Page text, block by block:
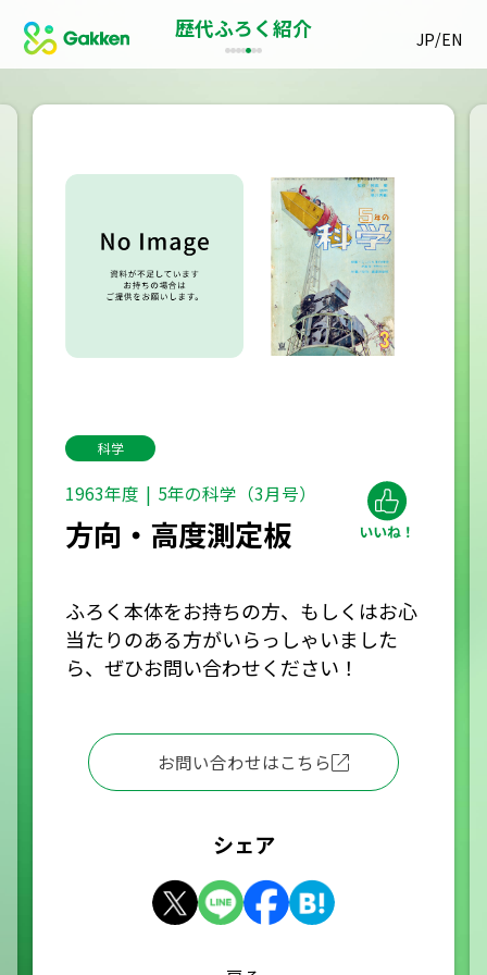
JP/EN
歴代ふろく紹介
科学
1963年度 5年の科学（3月号）
方向・高度測定板
ふろく本体をお持ちの方、もしくはお心
当たりのある方がいらっしゃいました
ら、ぜひお問い合わせください！
お問い合わせはこちら
シェア